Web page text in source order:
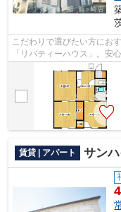
こだわりで選びたい方にお
「リバティーハウス」。安
ら徒歩2分の場所に駅があれ
賃貸 | アパート サン
4